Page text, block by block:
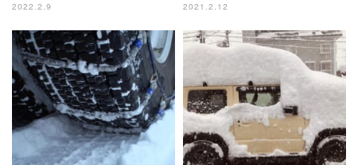
2022.2.9 2021.2.12